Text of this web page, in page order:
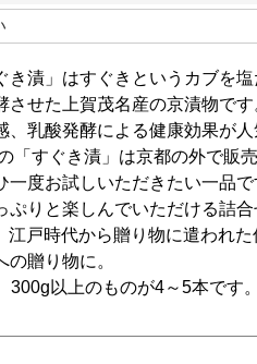
き漬」はすぐきというカブを
させた上賀茂名産の京漬物で
、乳酸発酵による健康効果が人
「すぐき漬」は京都の外で販
一度お試しいただきたい一品
ぷりと楽しんでいただける詰
江戸時代から贈り物に遣われ
贈り物に。
300g以上のものが4～5本です。